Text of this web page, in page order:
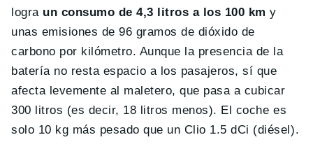
logra un consumo de 4,3 litros a los 100 km y
unas emisiones de 96 gramos de dióxido de
carbono por kilómetro. Aunque la presencia de la
batería no resta espacio a los pasajeros, sí que
afecta levemente al maletero, que pasa a cubicar
300 litros (es decir, 18 litros menos). El coche es
solo 10 kg más pesado que un Clio 1.5 dCi (diésel).